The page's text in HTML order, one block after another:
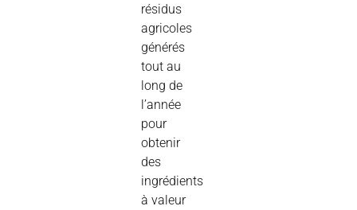
résidus
agricoles
générés
tout au
long de
l’année
pour
obtenir
des
ingrédients
à valeur